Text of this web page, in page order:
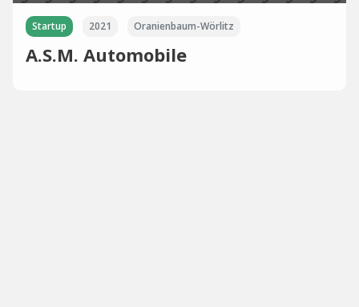
Startup 2021 Oranienbaum-Wörlitz
A.S.M. Automobile